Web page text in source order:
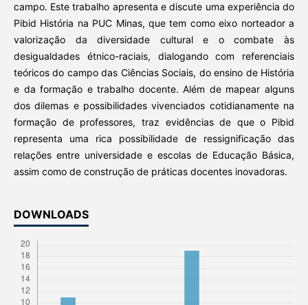
campo. Este trabalho apresenta e discute uma experiência do
Pibid História na PUC Minas, que tem como eixo norteador a
valorização da diversidade cultural e o combate às
desigualdades étnico-raciais, dialogando com referenciais
teóricos do campo das Ciências Sociais, do ensino de História
e da formação e trabalho docente. Além de mapear alguns
dos dilemas e possibilidades vivenciados cotidianamente na
formação de professores, traz evidências de que o Pibid
representa uma rica possibilidade de ressignificação das
relações entre universidade e escolas de Educação Básica,
assim como de construção de práticas docentes inovadoras.
DOWNLOADS